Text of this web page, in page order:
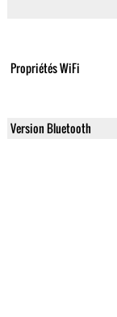
Propriétés WiFi
Version Bluetooth